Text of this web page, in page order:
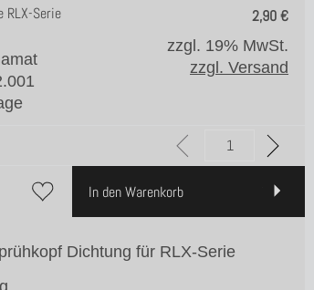
2,90€
RLX-Serie
zzgl. 19% MwSt.
zzgl. Versand
In den Warenkorb
Dichtung für RLX-Serie